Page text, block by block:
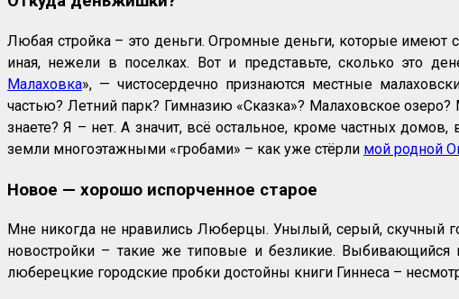
Любая стройка – это деньги. Огромные деньги, которые имеют
иная, нежели в поселках. Вот и представьте, сколько это
Малаховка», — чистосердечно признаются местные
частью? Летний парк? Гимназию «Сказка»? Малаховское
знаете? Я – нет. А значит, всё остальное, кроме частных
земли многоэтажными «гробами» – как уже стёрли мой родной
Новое — хорошо испорченное старое
Мне никогда не нравились Люберцы. Унылый, серый, скучный
новостройки – такие же типовые и безликие. Выбивающийся
люберецкие городские пробки достойны книги Гиннеса –